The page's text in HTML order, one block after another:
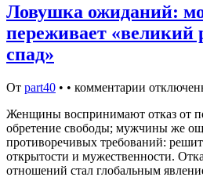
Ловушка ожиданий:
переживает «великий
спад»
От part40 • • комментарии
Женщины воспринимают отказ от
обретение свободы; мужчины же
противоречивых требований:
открытости и мужественности.
отношений стал глобальным